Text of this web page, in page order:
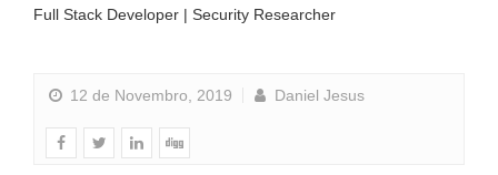
Full Stack Developer | Security Researcher
12 de Novembro, 2019 Daniel Jesus